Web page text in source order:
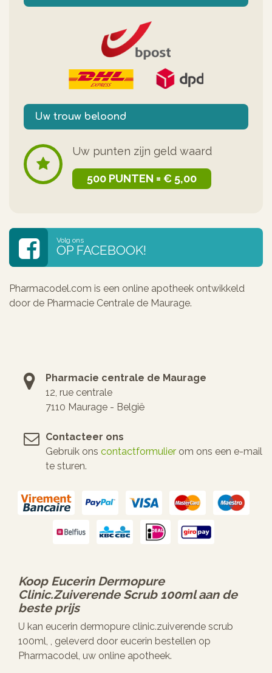
Uw trouw beloond
Uw punten zijn geld waard
500 PUNTEN = € 5,00
Volg ons
OP FACEBOOK!
Pharmacodel.com is een online apotheek ontwikkeld
door de Pharmacie Centrale de Maurage.
Pharmacie centrale de Maurage
12, rue centrale
7110 Maurage - België
Contacteer ons
Gebruik ons contactformulier om ons een e-mail
te sturen.
Koop Eucerin Dermopure
Clinic.zuiverende Scrub 100mlaan de
beste prijs
U kan eucerin dermopure clinic.zuiverende scrub
100ml, , geleverd door eucerin bestellen op
Pharmacodel, uw online apotheek.